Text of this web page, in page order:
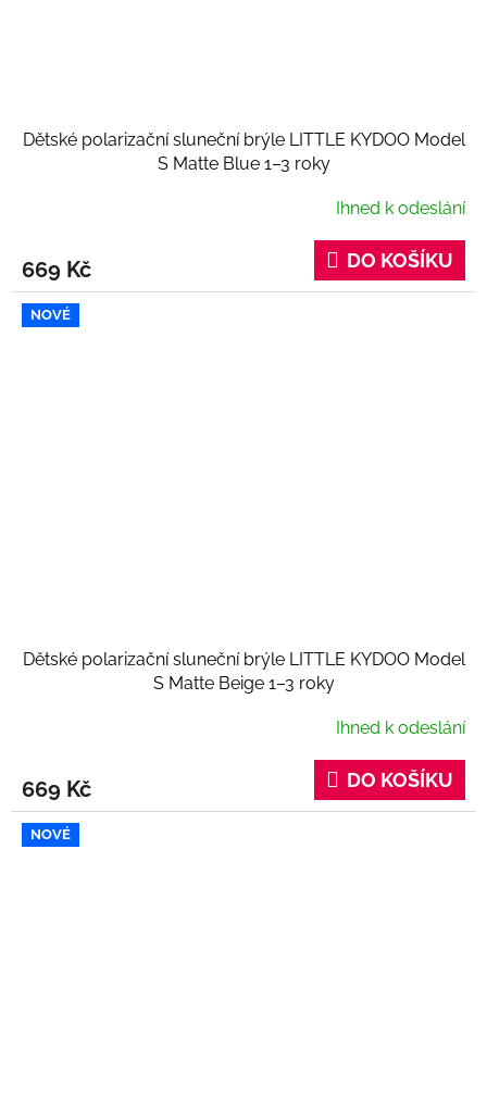
Dětské polarizační sluneční brýle LITTLE KYDOO Model
S Matte Blue 1–3 roky
Ihned k odeslání
669 Kč DO KOŠÍKU
NOVÉ
Dětské polarizační sluneční brýle LITTLE KYDOO Model
S Matte Beige 1–3 roky
Ihned k odeslání
669 Kč DO KOŠÍKU
NOVÉ